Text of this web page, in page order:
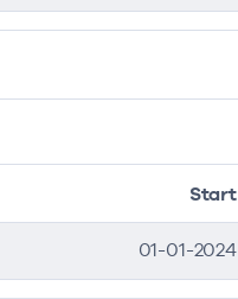
Start
01-01-2024